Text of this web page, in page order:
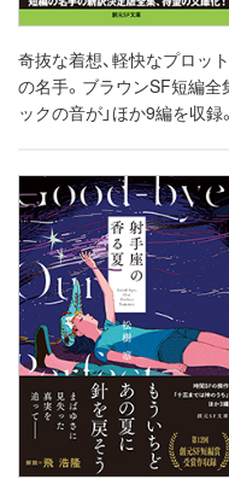
奇抜な着想、軽快なプロッ
の名手。ブラウンSF短編全
ックの音が」ほか9編を収録。